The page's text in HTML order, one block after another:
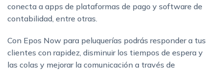
conecta a apps de plataformas de pago y software de
contabilidad, entre otras.
Con Epos Now para peluquerías podrás responder a tus
clientes con rapidez, disminuir los tiempos de espera y
las colas y mejorar la comunicación a través de